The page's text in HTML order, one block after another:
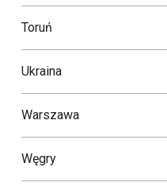
Toruń
Ukraina
Warszawa
Węgry